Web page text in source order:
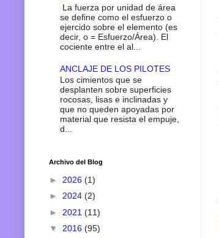
La fuerza por unidad de área
se define como el esfuerzo o
ejercido sobre el elemento (es
decir, o = Esfuerzo/Área). El
cociente entre el al...
ANCLAJE DE LOS PILOTES
Los cimientos que se
desplanten sobre superficies
rocosas, lisas e inclinadas y
que no queden apoyadas por
material que resista el empuje,
d...
Archivo del Blog
► 2026 (1)
► 2024 (2)
► 2021 (11)
▼ 2016 (95)